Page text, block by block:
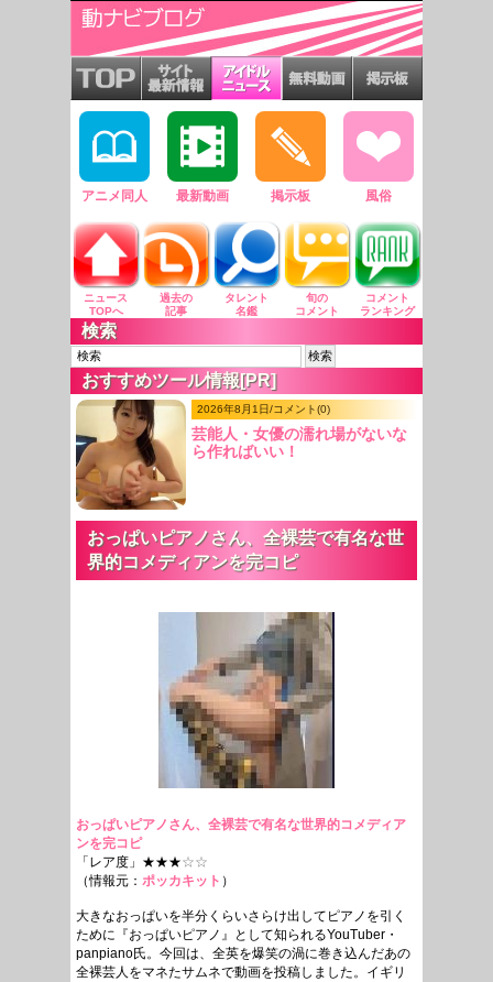
アニメ同人 最新動画 掲示板 風俗
ニュース
TOPへ
過去の
記事
タレント
名鑑
旬の
コメント
コメント
ランキング
検索
おすすめツール情報[PR]
2026年8月1日/コメント(0)
芸能人・女優の濡れ場がないな
ら作ればいい！
おっぱいピアノさん、全裸芸で有名な世
界的コメディアンを完コピ
おっぱいピアノさん、全裸芸で有名な世界的コメディア
ンを完コピ
「レア度」★★★☆☆
（情報元： ポッカキット ）
大きなおっぱいを半分くらいさらけ出してピアノを引く
ために『おっぱいピアノ』として知られるYouTuber・
panpiano氏。今回は、全英を爆笑の渦に巻き込んだあの
全裸芸人をマネたサムネで動画を投稿しました。イギリ